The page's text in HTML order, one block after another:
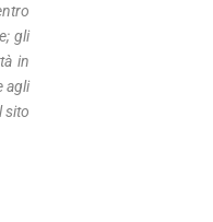
gli
in
agli
sito